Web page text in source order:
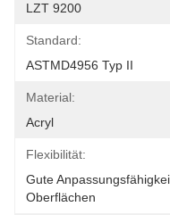
LZT 9200
Standard:
ASTMD4956 Typ II
Material:
Acryl
Flexibilität:
Gute
Oberflächen